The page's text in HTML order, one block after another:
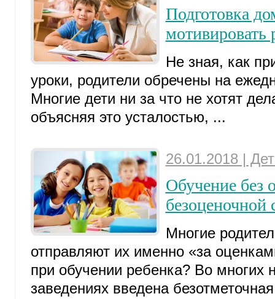
Подготовка
мотивировать
Не зная, как
уроки, родители обречены на
Многие дети ни за что не хотят
объясняя это усталостью, ...
26.01.2018 |
Обучение без
безоценочной
Многие
отправляют их именно «за
при обучении ребенка? Во многих
заведениях введена